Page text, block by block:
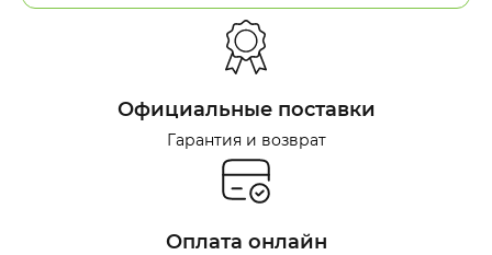
Официальные поставки
Гарантия и возврат
Оплата онлайн